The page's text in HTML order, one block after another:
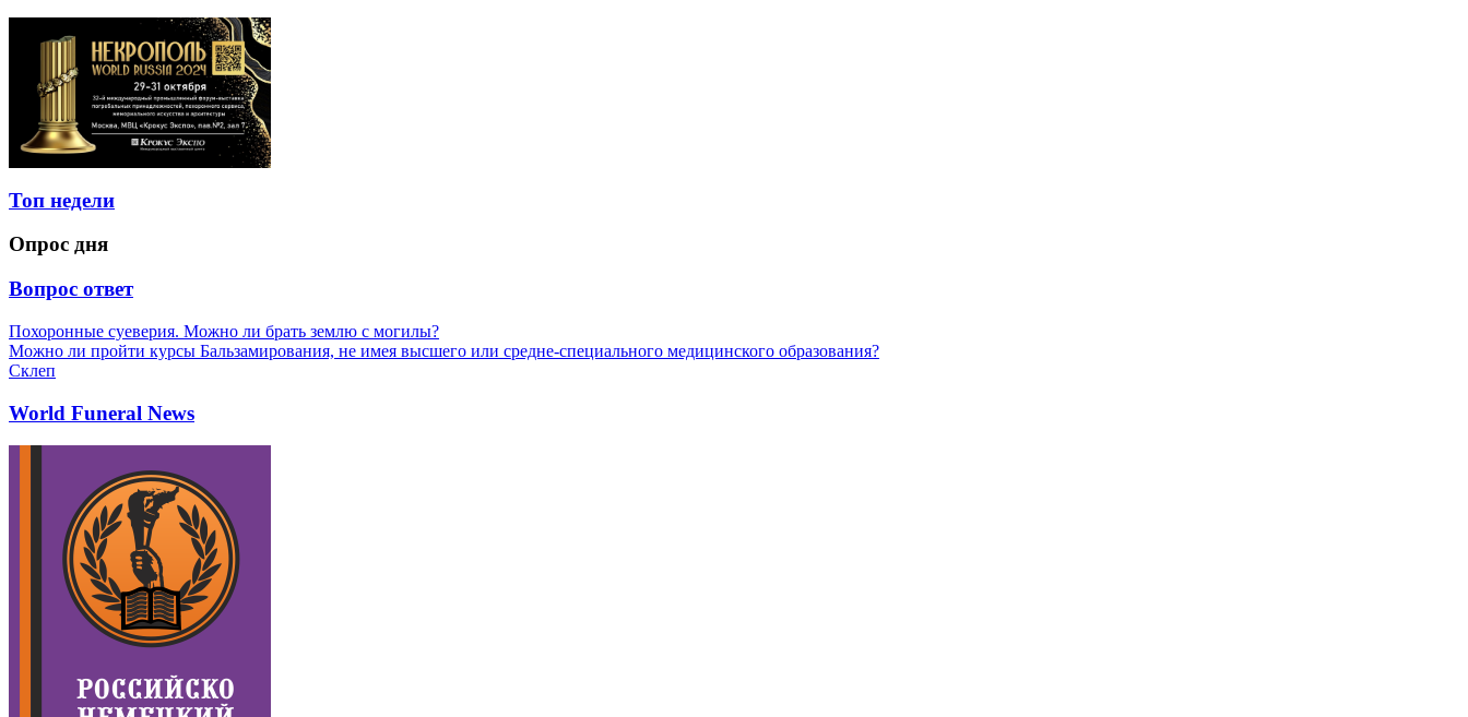
Топ недели
Опрос дня
Вопрос ответ
Похоронные суеверия. Можно ли брать землю с могилы?
Можно ли пройти курсы Бальзамирования, не имея высшего или средне-специального медицинского образования?
Склеп
World Funeral News